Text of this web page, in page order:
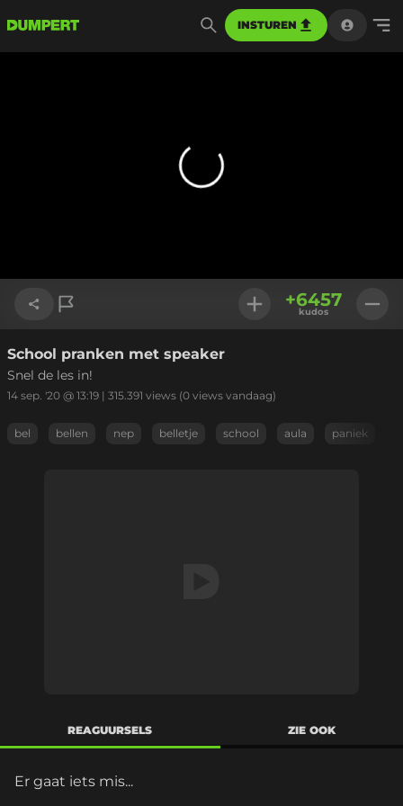
INSTUREN
Link kopiëren
+6457
kudos
School pranken met speaker
Snel de les in!
14 sep. '20 @ 13:19 | 315.391 views (0 views vandaag)
bel bellen nep belletje school aula paniek
REAGUURSELS ZIE OOK
Er gaat iets mis...